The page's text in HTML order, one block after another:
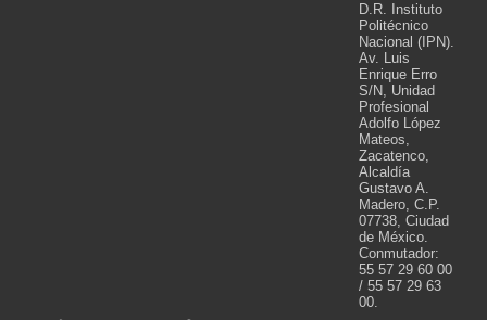
D.R. Instituto
Politécnico
Nacional (IPN).
Av. Luis
Enrique Erro
S/N, Unidad
Profesional
Adolfo López
Mateos,
Zacatenco,
Alcaldía
Gustavo A.
Madero, C.P.
07738, Ciudad
de México.
Conmutador:
55 57 29 60 00
/ 55 57 29 63
00.